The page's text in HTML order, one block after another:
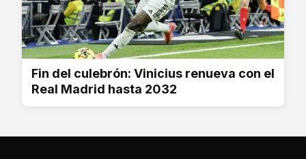
Fin del culebrón: Vinicius renueva con el
Real Madrid hasta 2032